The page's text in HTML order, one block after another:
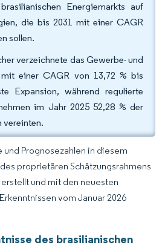
Energiemarkts auf
die bis 2031 mit einer CAGR
sollen.
verzeichnete das Gewerbe- und
mit einer CAGR von 13,72 % bis
Expansion, während regulierte
im Jahr 2025 52,28 % der
vereinten.
und Prognosezahlen in diesem
proprietären Schätzungsrahmens
und mit den neuesten
vom Januar 2026
des brasilianischen